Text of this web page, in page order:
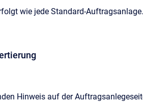
wie jede Standard-
Hinweis auf der